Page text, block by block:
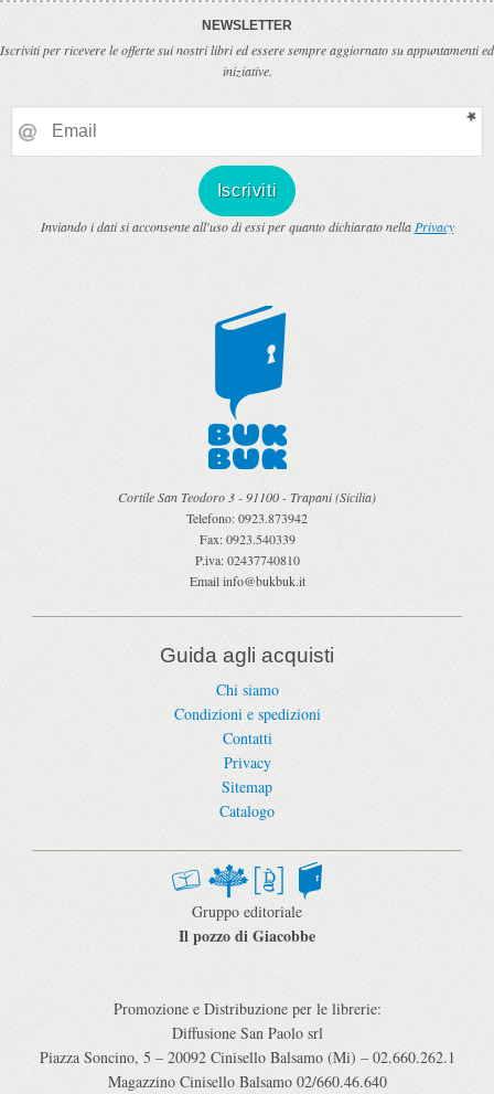
NEWSLETTER
Iscriviti per ricevere le offerte sui nostri libri ed essere sempre aggiornato su appuntamenti ed
iniziative.
Inviando i dati si acconsente all'uso di essi per quanto dichiarato nella Privacy
Cortile San Teodoro 3- 91100-Trapani(Sicilia)
Telefono:0923.873942
Fax:0923.540339
P.iva:02437740810
Emailinfo@bukbuk.it
Guida agli acquisti
Chi siamo
Condizioni e spedizioni
Contatti
Privacy
Sitemap
Catalogo
Gruppo editoriale
Il pozzo di Giacobbe
Promozione e Distribuzione per le librerie:
Diffusione San Paolo srl
Piazza Soncino, 5 – 20092 Cinisello Balsamo (Mi) – 02.660.262.1
Magazzino Cinisello Balsamo 02/660.46.640